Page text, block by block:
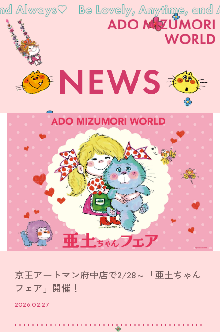
京王アートマン府中店で2/28～「亜土ちゃん
フェア」開催！
2026.02.27